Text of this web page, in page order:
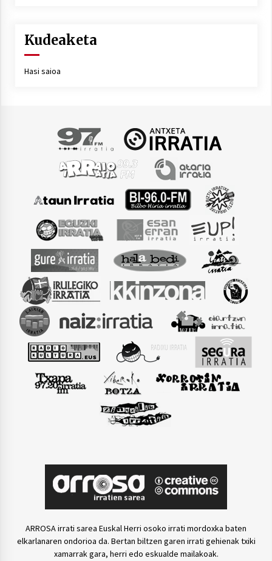
Kudeaketa
Hasi saioa
ARROSA irrati sarea Euskal Herri osoko irrati mordoxka baten
elkarlanaren ondorioa da. Bertan biltzen garen irrati gehienak txiki
xamarrak gara, herri edo eskualde mailakoak.